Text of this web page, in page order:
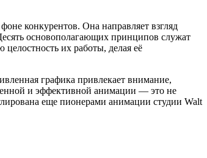
конкурентов. Она направляет взгляд
основополагающих принципов служат
их работы, делая её
графика привлекает внимание,
и эффективной анимации — это не
еще пионерами анимации студии Walt